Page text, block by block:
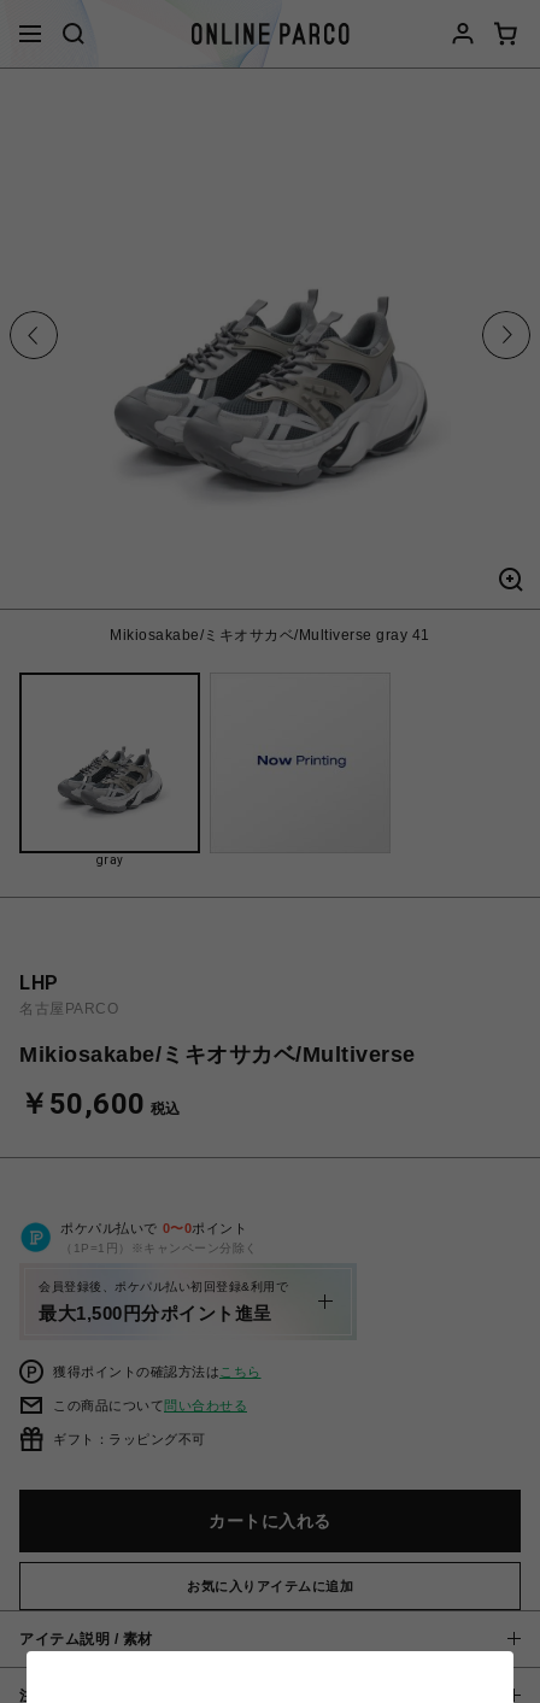
Mikiosakabe/ミキオサカベ/Multiverse gray 41
gray
LHP
名古屋PARCO
Mikiosakabe/ミキオサカベ/Multiverse
￥50,600 税込
ポケパル払いで 0〜0ポイント
（1P=1円）※キャンペーン分除く
会員登録後、ポケパル払い初回登録&利用で
最大1,500円分ポイント進呈
獲得ポイントの確認方法は こちら
この商品について問い合わせる
ギフト：ラッピング不可
カートに入れる
お気に入りアイテムに追加
アイテム説明 / 素材
注意事項